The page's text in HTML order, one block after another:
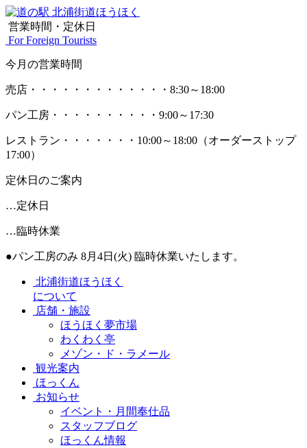
営業時間・定休日
For Foreign Tourists
今月の営業時間
売店 ・・・・・・・・・・・・・ 8:30～18:00
パン工房 ・・・・・・・・・・ 9:00～17:30
レストラン ・・・・・・・ 10:00～18:00 （オーダーストップ
17:00）
定休日のご案内
…定休日
…臨時休業
●パン工房のみ 8月4日(火) 臨時休業いたします。
北浦街道ほうほく
について
店舗・施設
ほうほく夢市場
わくわく亭
メゾン・ド・ラメール
観光案内
ほっくん
お知らせ
イベント・月間奉仕品
スタッフブログ
ほっくん情報